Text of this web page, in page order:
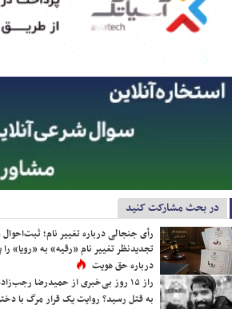
در بحث مشارکت کنید
رأی جنجالی درباره تغییر نام؛
تجدیدنظر تغییر نام «رقیه» به «رویا»
درباره حق هویت
راز ۱۵ روز بی‌خبری از حمیدرضا
به قتل رسید؟ روایت یک قرار مرگ با